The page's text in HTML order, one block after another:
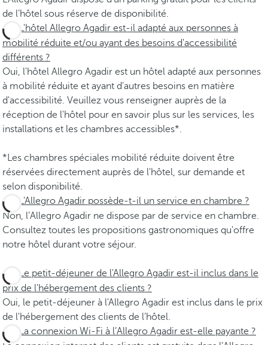
de l’hôtel sous réserve de disponibilité.
L'hôtel Allegro Agadir est-il adapté aux personnes à
mobilité réduite et/ou ayant des besoins d'accessibilité
différents ?
Oui, l'hôtel Allegro Agadir est un hôtel adapté aux personnes
à mobilité réduite et ayant d'autres besoins en matière
d'accessibilité. Veuillez vous renseigner auprès de la
réception de l'hôtel pour en savoir plus sur les services, les
installations et les chambres accessibles*.
*Les chambres spéciales mobilité réduite doivent être
réservées directement auprès de l'hôtel, sur demande et
selon disponibilité.
L'Allegro Agadir possède-t-il un service en chambre ?
Non, l’Allegro Agadir ne dispose par de service en chambre.
Consultez toutes les propositions gastronomiques qu'offre
notre hôtel durant votre séjour.
Le petit-déjeuner de l'Allegro Agadir est-il inclus dans le
prix de l'hébergement des clients ?
Oui, le petit-déjeuner à l'Allegro Agadir est inclus dans le prix
de l'hébergement des clients de l’hôtel.
La connexion Wi-Fi à l’Allegro Agadir est-elle payante ?